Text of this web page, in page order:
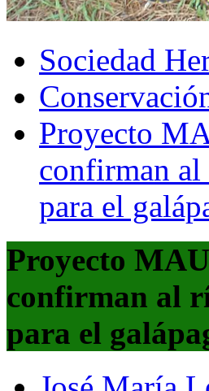
Sociedad
Proyecto
confirman
para el
Proyecto
confirman al
para el